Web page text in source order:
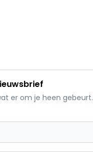
er om je heen gebeurt.